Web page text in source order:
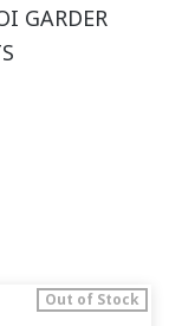
GARDER
Out of Stock